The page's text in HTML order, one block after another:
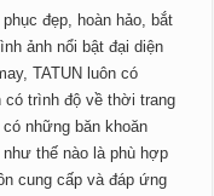
đẹp, hoàn hảo, bắt
ảnh nổi bật đại diện
TATUN luôn có
có trình độ về thời trang
những băn khoăn
thế nào là phù hợp
cung cấp và đáp ứng